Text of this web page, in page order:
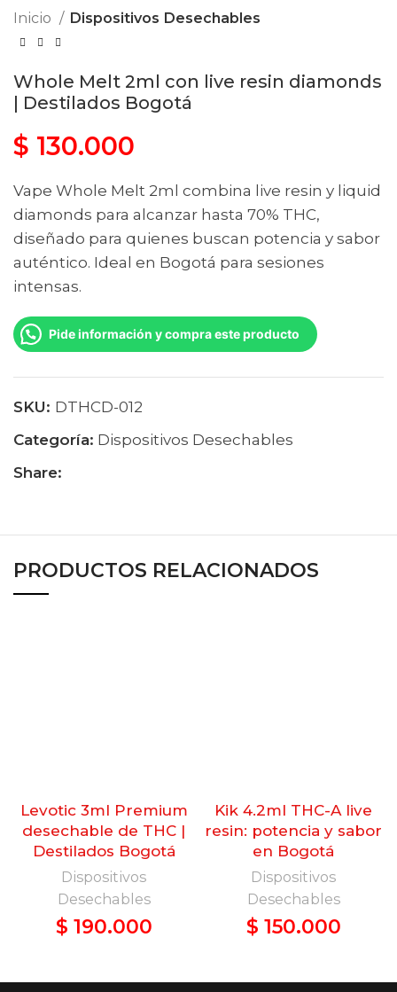
Inicio Dispositivos Desechables
Whole Melt 2ml con live resin diamonds
| Destilados Bogotá
$ 130.000
Vape Whole Melt 2ml combina live resin y liquid
diamonds para alcanzar hasta 70% THC,
diseñado para quienes buscan potencia y sabor
auténtico. Ideal en Bogotá para sesiones
intensas.
Pide información y compra este producto
SKU: DTHCD-012
Categoría: Dispositivos Desechables
Share:
PRODUCTOS RELACIONADOS
Levotic 3ml Premium
desechable de THC |
Destilados Bogotá
Dispositivos
Desechables
$ 190.000
Kik 4.2ml THC-A live
resin: potencia y sabor
en Bogotá
Dispositivos
Desechables
$ 150.000